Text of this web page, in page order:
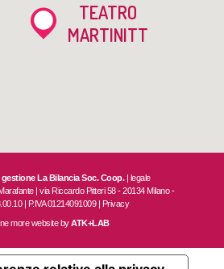
TEATRO
MARTINITT
La Bilancia Soc. Coop.| legale
| via Riccardo Pitteri 58 - 20134 Milano -
| P.IVA 01214091009 | Privacy
more website byATK+LAB